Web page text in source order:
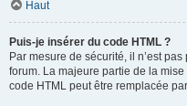
Haut
Puis-je insérer du code HTML ?
Par mesure de sécurité, il n’est
forum. La majeure partie de la
code HTML peut être remplacée